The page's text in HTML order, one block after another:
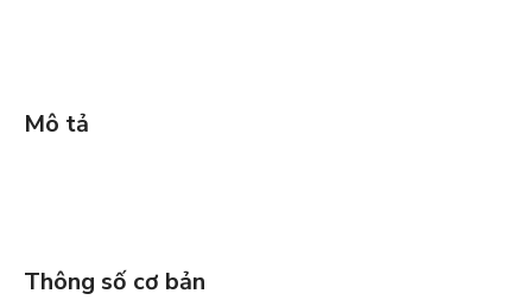
Mô tả
Thông số cơ bản